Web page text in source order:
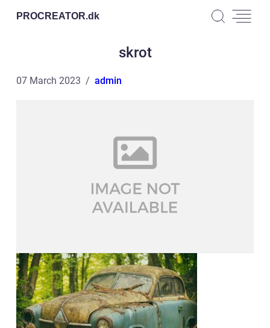
PROCREATOR.dk
skrot
07 March 2023 admin